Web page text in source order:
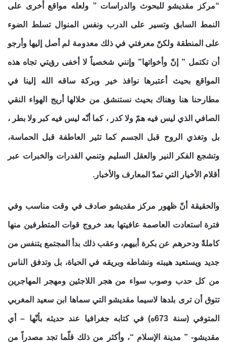
“مركز مقديشو للبحوث والدراسات ” ولعله مواقع أخرى على
النمط السابق وتسير على الدرب ونفس المنوال تسلط الضوء
على المنطقة ولكنّ معرفتي في ذلك معدومة لم أصل إليها وأرجو
أن تكتمل ” إنّ وأخواتها” وإنني شخصياً لا أخفى رؤيتي تجاه هذه
المواقع بحيث أعتبرها نوافذ خير وبركة ساقه الله إلينا في
مطارحنا هنا وهناك بحيث نستنشق من خلالها أريج الهواء النقي
الصافي الذي ليس فيه همّ ولا كدر ، كما أنّه ليس فيه كبر ولا بطر ،
بل وتغذي الروح قبل الجسم كما تثير العاطفة قبل الحماسة،
وتشجع الفكر النير والعقل السليم وتنمي القدرات والخبرات عبر
أقلام الأخيار التي تمدّ المعارف والأخبار.
والحقيقة أنّ ظهور مركز مقديشو صادف في وقت مناسب وفي
فترة استعادت العاصمة عافيتها بعد خروج قوات المتطرفين منها
كاملةً ودحرهم عن بكرة أبيهم، وعقب ذلك بدأ المجتمع يتنفس من
جديد ويستعيد هيبته ونشاطه وبريقه في الحياة، بل وتدفق الناس
من كل حدب وصوب سواء من هجر اللاجئين ومهجر المهاجرين
تتوق أن ترى بلدها لاسيما مقديشو التي سماها ابن سعيد المغربي
المتوفي (سنة 673ه) في كتابه جغرافيا عند حديثه بأنّها – أي
مقديشو- ” مدينة الإسلام “، وأكثر من ذلك قلّما تجد مصدراً من